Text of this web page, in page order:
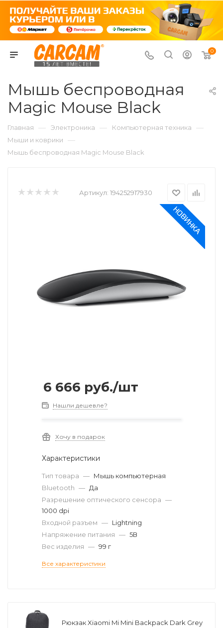
0
Мышь беспроводная
Magic Mouse Black
Главная — Электроника — Компьютерная техника —
Мыши и коврики —
Мышь беспроводная Magic Mouse Black
Артикул: 194252917930
6 666 руб./шт
Нашли дешевле?
Хочу в подарок
Характеристики
Тип товара — Мышь компьютерная
Bluetooth — Да
Разрешение оптического сенсора —
1000 dpi
Входной разъем — Lightning
Напряжение питания — 5В
Вес изделия — 99 г
Все характеристики
Рюкзак Xiaomi Mi Mini Backpack Dark Grey